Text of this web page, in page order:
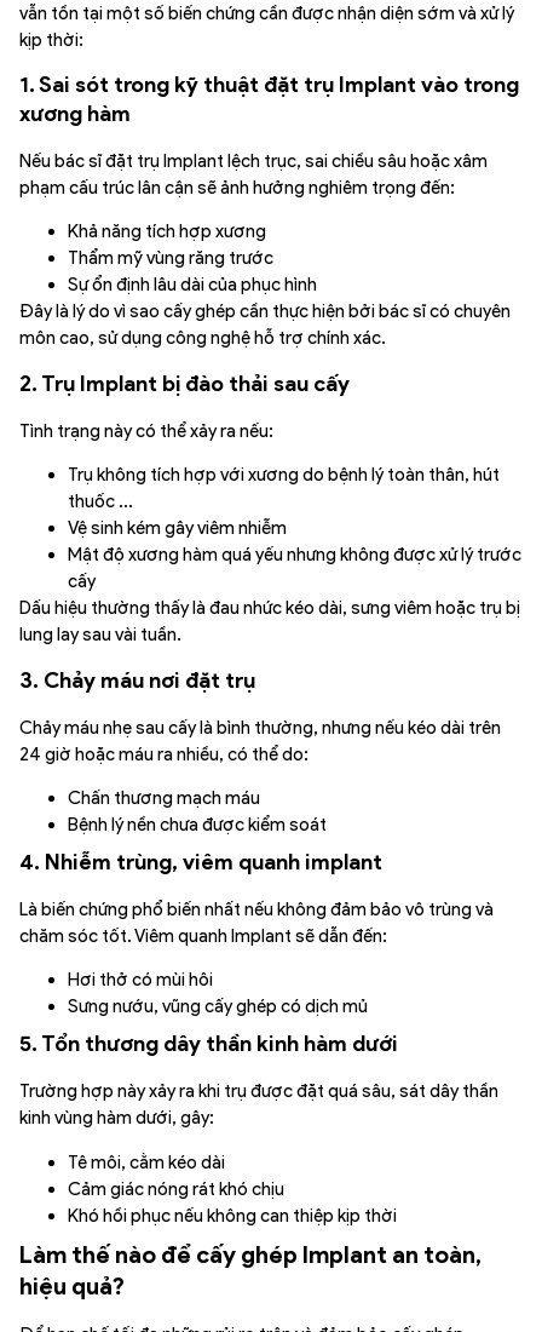
vẫn tồn tại một số biến chứng cần được nhận diện sớm và xử lý
kịp thời:
1. Sai sót trong kỹ thuật đặt trụ Implant vào trong
xương hàm
Nếu bác sĩ đặt trụ Implant lệch trục, sai chiều sâu hoặc xâm
phạm cấu trúc lân cận sẽ ảnh hưởng nghiêm trọng đến:
Khả năng tích hợp xương
Thẩm mỹ vùng răng trước
Sự ổn định lâu dài của phục hình
Đây là lý do vì sao cấy ghép cần thực hiện bởi bác sĩ có chuyên
môn cao, sử dụng công nghệ hỗ trợ chính xác.
2. Trụ Implant bị đào thải sau cấy
Tình trạng này có thể xảy ra nếu:
Trụ không tích hợp với xương do bệnh lý toàn thân, hút
thuốc …
Vệ sinh kém gây viêm nhiễm
Mật độ xương hàm quá yếu nhưng không được xử lý trước
cấy
Dấu hiệu thường thấy là đau nhức kéo dài, sưng viêm hoặc trụ bị
lung lay sau vài tuần.
3. Chảy máu nơi đặt trụ
Chảy máu nhẹ sau cấy là bình thường, nhưng nếu kéo dài trên
24 giờ hoặc máu ra nhiều, có thể do:
Chấn thương mạch máu
Bệnh lý nền chưa được kiểm soát
4. Nhiễm trùng, viêm quanh implant
Là biến chứng phổ biến nhất nếu không đảm bảo vô trùng và
chăm sóc tốt. Viêm quanh Implant sẽ dẫn đến:
Hơi thở có mùi hôi
Sưng nướu, vũng cấy ghép có dịch mủ
5. Tổn thương dây thần kinh hàm dưới
Trường hợp này xảy ra khi trụ được đặt quá sâu, sát dây thần
kinh vùng hàm dưới, gây:
Tê môi, cằm kéo dài
Cảm giác nóng rát khó chịu
Khó hồi phục nếu không can thiệp kịp thời
Làm thế nào để cấy ghép Implant an toàn,
hiệu quả?